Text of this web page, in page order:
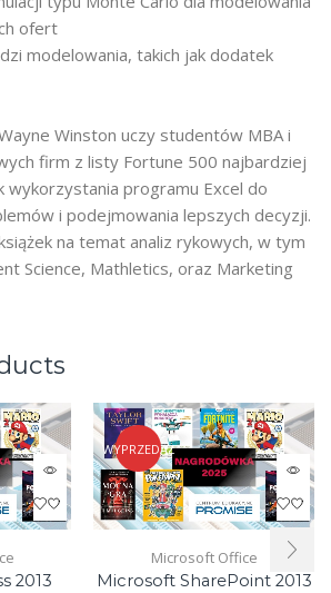
ofert
modelowania, takich jak dodatek
Winston uczy studentów MBA i
firm z listy Fortune 500 najbardziej
wykorzystania programu Excel do
i podejmowania lepszych decyzji.
na temat analiz rykowych, w tym
Science, Mathletics, oraz Marketing
2013
WYPRZEDAŻ
Microsoft Office
Microsoft SharePoint 2013